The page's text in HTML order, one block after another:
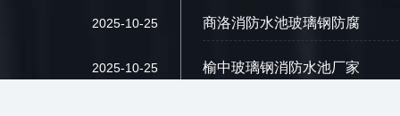
2025-10-25 商洛消防水池玻璃钢防腐
2025-10-25 榆中玻璃钢消防水池厂家